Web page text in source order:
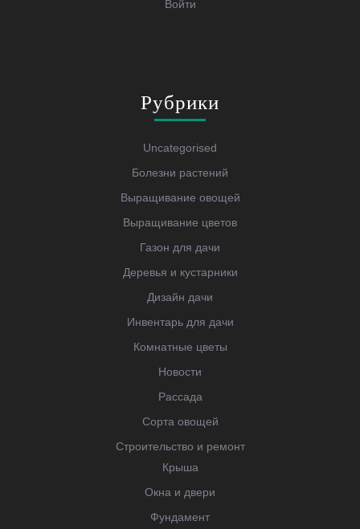
Войти
Рубрики
Uncategorised
Болезни растений
Выращивание овощей
Выращивание цветов
Газон для дачи
Деревья и кустарники
Дизайн дачи
Инвентарь для дачи
Комнатные цветы
Новости
Рассада
Сорта овощей
Строительство и ремонт
Крыша
Окна и двери
Фундамент